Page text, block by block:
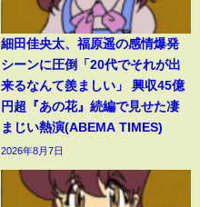
細田佳央太、福原遥の感情爆発
シーンに圧倒「20代でそれが出
来るなんて羨ましい」 興収45億
円超『あの花』続編で見せた凄
まじい熱演(ABEMA TIMES)
2026年8月7日